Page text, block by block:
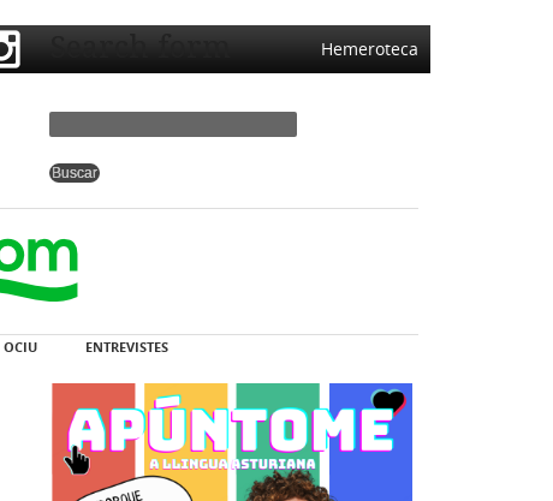
Hemeroteca
Search form
OCIU ENTREVISTES